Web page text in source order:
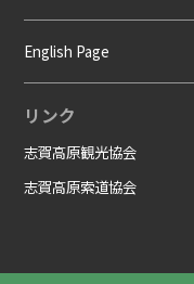
English Page
リンク
志賀高原観光協会
志賀高原索道協会